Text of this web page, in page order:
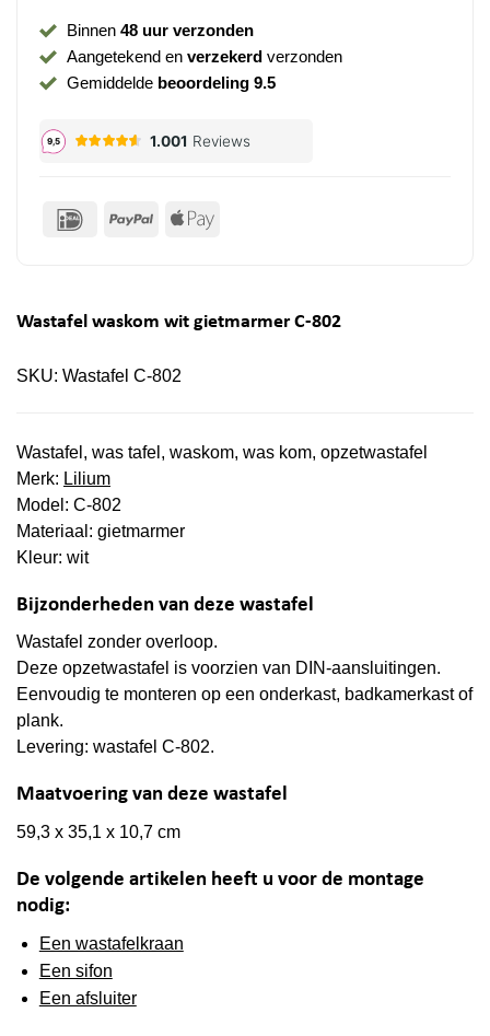
Binnen 48 uur verzonden
Aangetekend en verzekerdverzonden
Gemiddelde beoordeling 9.5
IDeal PayPal Apple
Wastafel waskom wit gietmarmer C-802
SKU: Wastafel C-802
Wastafel, was tafel, waskom, was kom, opzetwastafel
Merk: Lilium
Model: C-802
Materiaal: gietmarmer
Kleur: wit
Bijzonderheden van deze wastafel
Wastafel zonder overloop.
Deze opzetwastafel is voorzien van DIN-aansluitingen.
Eenvoudig te monteren op een onderkast, badkamerkast of
plank.
Levering: wastafel C-802.
Maatvoering van deze wastafel
59,3 x 35,1 x 10,7 cm
De volgende artikelen heeft u voor de montage
nodig:
Een wastafelkraan
Een sifon
Een afsluiter